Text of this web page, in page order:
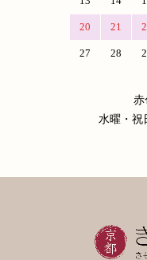
20 21
27 28
赤
水曜・祝